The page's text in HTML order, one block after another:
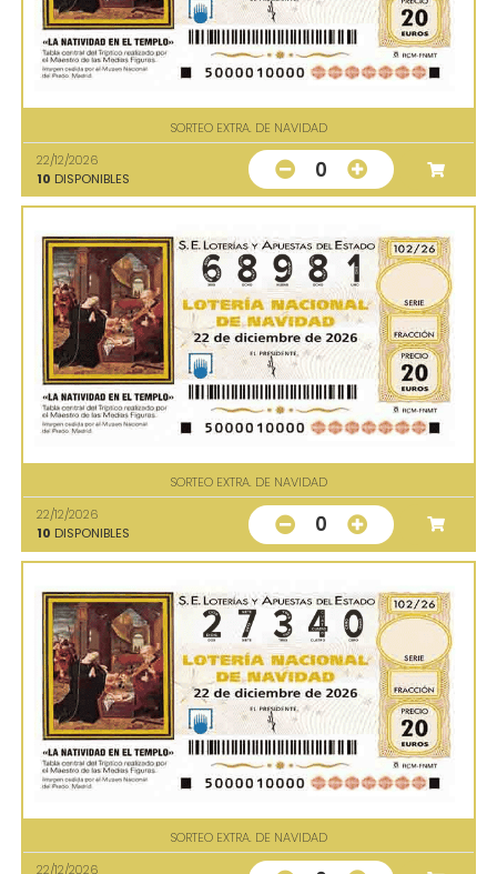
SORTEO EXTRA. DE NAVIDAD
22/12/2026
10 DISPONIBLES 0
SORTEO EXTRA. DE NAVIDAD
22/12/2026
10 DISPONIBLES 0
SORTEO EXTRA. DE NAVIDAD
22/12/2026